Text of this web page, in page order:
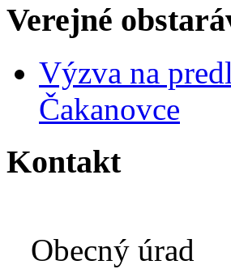
Verejné
Výzva na
Čakanovce
Kontakt
Obecný úrad